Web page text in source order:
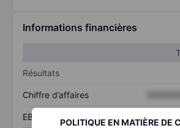
POLITIQUE EN MATIÈRE DE
Informations financières
Résultats
Chiffre d’affaires
EBITDA